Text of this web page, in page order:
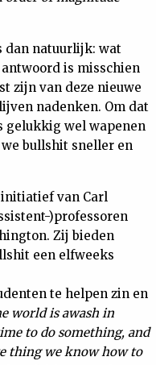
dan natuurlijk: wat
is misschien
zijn van deze nieuwe
nadenken. Om dat
gelukkig wel wapenen
bullshit sneller en
van Carl
)professoren
Zij bieden
een elfweeks
te helpen zin en
world is awash in
to do something, and
thing we know how to